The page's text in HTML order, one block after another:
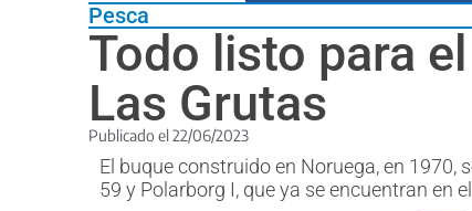
Pesca
Todo listo para
Las Grutas
Publicado el 22/06/2023
El buque construido en Noruega, en 1970,
59 y Polarborg I, que ya se encuentran en